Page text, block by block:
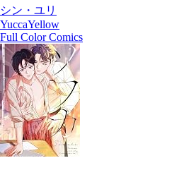
シン・ユリ
YuccaYellow
Full Color Comics